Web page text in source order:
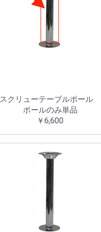
スクリューテーブルポール
ポールのみ単品
￥6,600